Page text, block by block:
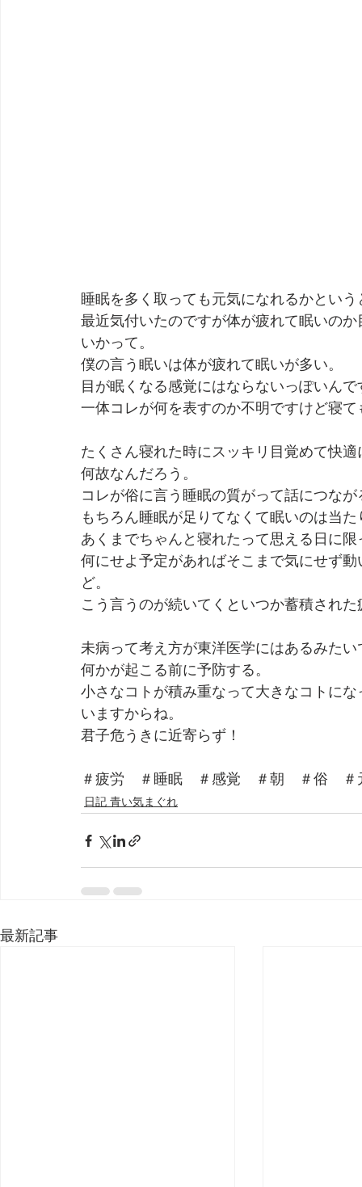
睡眠を多く取っても元気になれるかとい
最近気付いたのですが体が疲れて眠いの
いかって。
僕の言う眠いは体が疲れて眠いが多い。
目が眠くなる感覚にはならないっぽいんで
一体コレが何を表すのか不明ですけど寝
たくさん寝れた時にスッキリ目覚めて快
何故なんだろう。
コレが俗に言う睡眠の質がって話につな
もちろん睡眠が足りてなくて眠いのは当
あくまでちゃんと寝れたって思える日に
何にせよ予定があればそこまで気にせず
ど。
こう言うのが続いてくといつか蓄積され
未病って考え方が東洋医学にはあるみた
何かが起こる前に予防する。
小さなコトが積み重なって大きなコトに
いますからね。
君子危うきに近寄らず！
＃疲労　＃睡眠　＃感覚　＃朝　＃俗　
日記 青い気まぐれ
最新記事